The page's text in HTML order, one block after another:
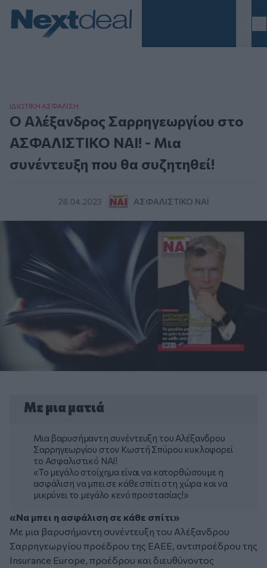
ΙΔΙΩΤΙΚΗ ΑΣΦAΛΙΣΗ
Ο Αλέξανδρος Σαρρηγεωργίου στο
ΑΣΦΑΛΙΣΤΙΚΟ ΝΑΙ! - Μια
συνέντευξη που θα συζητηθεί!
28.04.2023 ΑΣΦΑΛΙΣΤΙΚΌ ΝΑΙ
Με μια ματιά
Μια βαρυσήμαντη συνέντευξη του Αλέξανδρου
Σαρρηγεωργίου στον Κωστή Σπύρου κυκλοφορεί
το Ασφαλιστικό ΝΑΙ!
«Το μεγάλο στοίχημα είναι να κατορθώσουμε η
ασφάλιση να μπει σε κάθε σπίτι στη χώρα και να
μικρύνει το μεγάλο κενό προστασίας!»
«Να μπει η ασφάλιση σε κάθε σπίτι»
Με μια βαρυσήμαντη συνέντευξη του Αλέξανδρου
Σαρρηγεωργίου προέδρου της ΕΑΕΕ, αντιπροέδρου της
Insurance Europe, προέδρου και διευθύνοντος